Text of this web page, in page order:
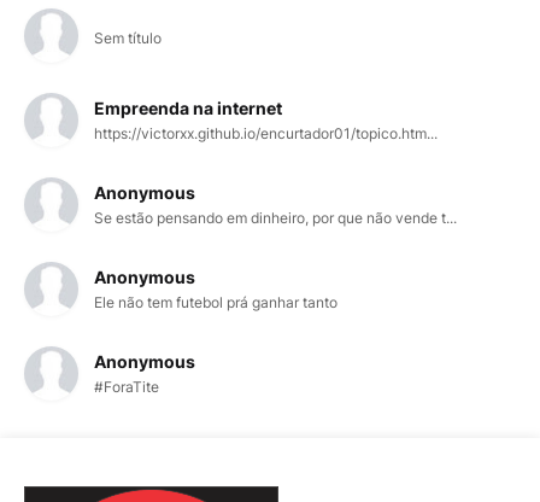
Sem título
Empreenda na internet
https://victorxx.github.io/encurtador01/topico.htm...
Anonymous
Se estão pensando em dinheiro, por que não vende t...
Anonymous
Ele não tem futebol prá ganhar tanto
Anonymous
#ForaTite